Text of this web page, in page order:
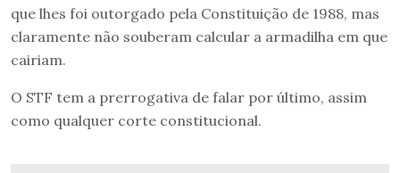
que lhes foi outorgado pela Constituição de 1988, mas
claramente não souberam calcular a armadilha em que
cairiam.
O STF tem a prerrogativa de falar por último, assim
como qualquer corte constitucional.